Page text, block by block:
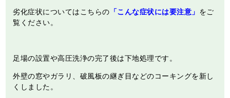
劣化症状についてはこちらの 「こんな症状には要注意」 をご
覧ください。
足場の設置や高圧洗浄の完了後は下地処理です。
外壁の窓やガラリ、破風板の継ぎ目などのコーキングを新し
くしました。